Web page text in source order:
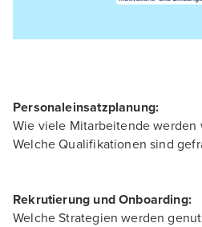
Personaleinsatzplanung:
Wie viele Mitarbeitende werden
Welche Qualifikationen sind
Rekrutierung und Onboarding:
Welche Strategien werden